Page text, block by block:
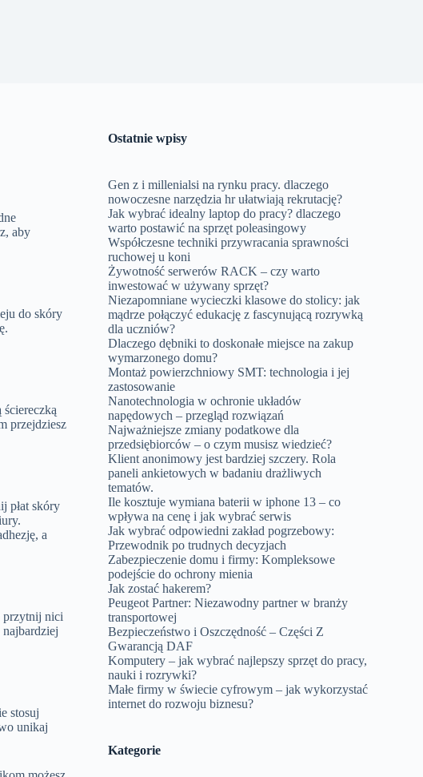
aby
do skóry
przejdziesz
płat skóry
a
przytnij nici
stosuj
unikaj
Ostatnie wpisy
Gen z i millenialsi na rynku pracy. dlaczego
nowoczesne narzędzia hr ułatwiają rekrutację?
Jak wybrać idealny laptop do pracy? dlaczego
warto postawić na sprzęt poleasingowy
Współczesne techniki przywracania sprawności
ruchowej u koni
Żywotność serwerów RACK – czy warto
inwestować w używany sprzęt?
Niezapomniane wycieczki klasowe do stolicy: jak
mądrze połączyć edukację z fascynującą rozrywką
dla uczniów?
Dlaczego dębniki to doskonałe miejsce na zakup
wymarzonego domu?
Montaż powierzchniowy SMT: technologia i jej
zastosowanie
Nanotechnologia w ochronie układów
napędowych – przegląd rozwiązań
Najważniejsze zmiany podatkowe dla
przedsiębiorców – o czym musisz wiedzieć?
Klient anonimowy jest bardziej szczery. Rola
paneli ankietowych w badaniu drażliwych
tematów.
Ile kosztuje wymiana baterii w iphone 13 – co
wpływa na cenę i jak wybrać serwis
Jak wybrać odpowiedni zakład pogrzebowy:
Przewodnik po trudnych decyzjach
Zabezpieczenie domu i firmy: Kompleksowe
podejście do ochrony mienia
Jak zostać hakerem?
Peugeot Partner: Niezawodny partner w branży
transportowej
Bezpieczeństwo i Oszczędność – Części Z
Gwarancją DAF
Komputery – jak wybrać najlepszy sprzęt do pracy,
nauki i rozrywki?
Małe firmy w świecie cyfrowym – jak wykorzystać
internet do rozwoju biznesu?
Kategorie